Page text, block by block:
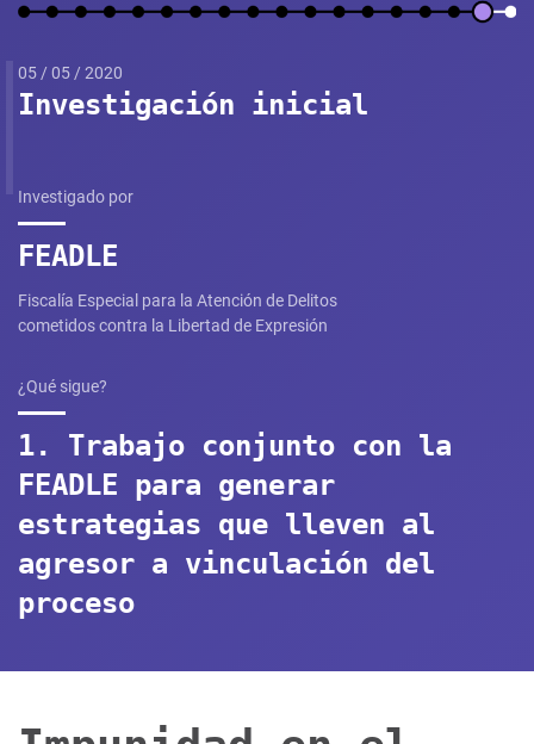
05 / 05 / 2020
Investigación inicial
Investigado por
FEADLE
Fiscalía Especial para la Atención de Delitos
cometidos contra la Libertad de Expresión
¿Qué sigue?
1. Trabajo conjunto con la
FEADLE para generar
estrategias que lleven al
agresor a vinculación del
proceso